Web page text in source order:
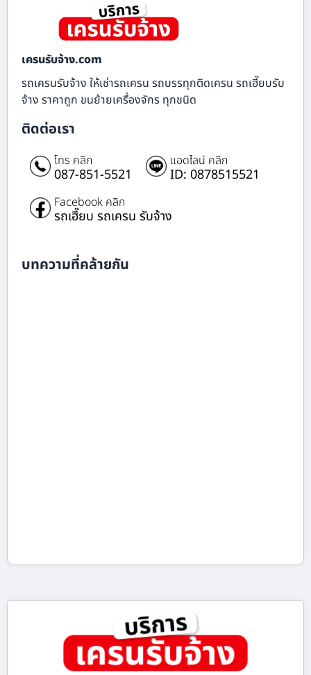
เครนรับจ้าง.com
รถเครนรับจ้าง ให้เช่ารถเครน รถบรรทุกติดเครน รถเฮี๊ยบรับ
จ้าง ราคาถูก ขนย้ายเครื่องจักร ทุกชนิด
ติดต่อเรา
โทร คลิก
087-851-5521
แอดไลน์ คลิก
ID: 0878515521
Facebook คลิก
รถเฮี๊ยบ รถเครน รับจ้าง
บทความที่คล้ายกัน